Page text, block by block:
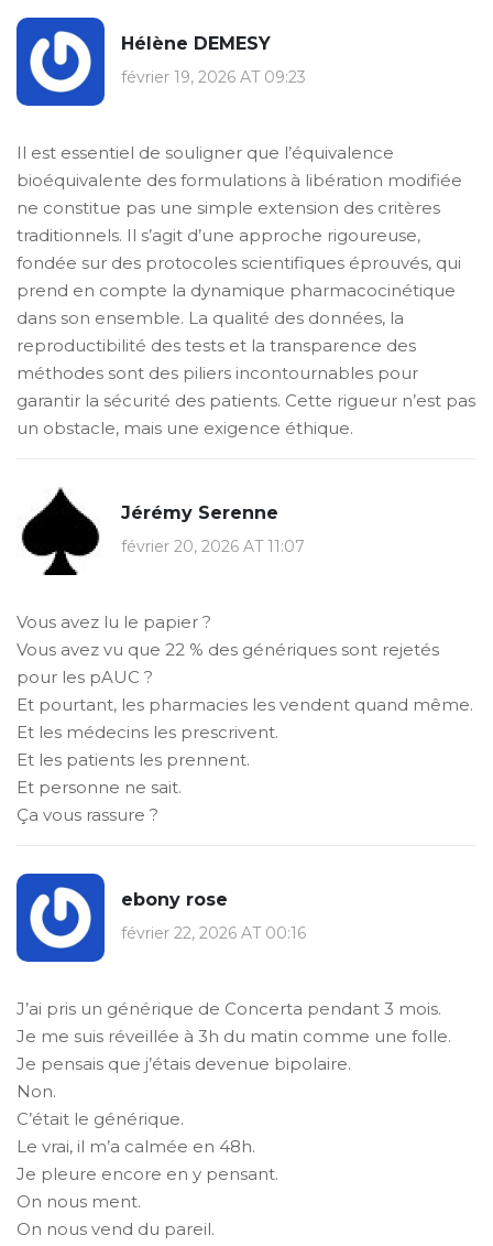
Hélène DEMESY
février 19, 2026 AT 09:23
Il est essentiel de souligner que l’équivalence
bioéquivalente des formulations à libération modifiée
ne constitue pas une simple extension des critères
traditionnels. Il s’agit d’une approche rigoureuse,
fondée sur des protocoles scientifiques éprouvés, qui
prend en compte la dynamique pharmacocinétique
dans son ensemble. La qualité des données, la
reproductibilité des tests et la transparence des
méthodes sont des piliers incontournables pour
garantir la sécurité des patients. Cette rigueur n’est pas
un obstacle, mais une exigence éthique.
Jérémy Serenne
février 20, 2026 AT 11:07
Vous avez lu le papier ?
Vous avez vu que 22 % des génériques sont rejetés
pour les pAUC ?
Et pourtant, les pharmacies les vendent quand même.
Et les médecins les prescrivent.
Et les patients les prennent.
Et personne ne sait.
Ça vous rassure ?
ebony rose
février 22, 2026 AT 00:16
J’ai pris un générique de Concerta pendant 3 mois.
Je me suis réveillée à 3h du matin comme une folle.
Je pensais que j’étais devenue bipolaire.
Non.
C’était le générique.
Le vrai, il m’a calmée en 48h.
Je pleure encore en y pensant.
On nous ment.
On nous vend du pareil.